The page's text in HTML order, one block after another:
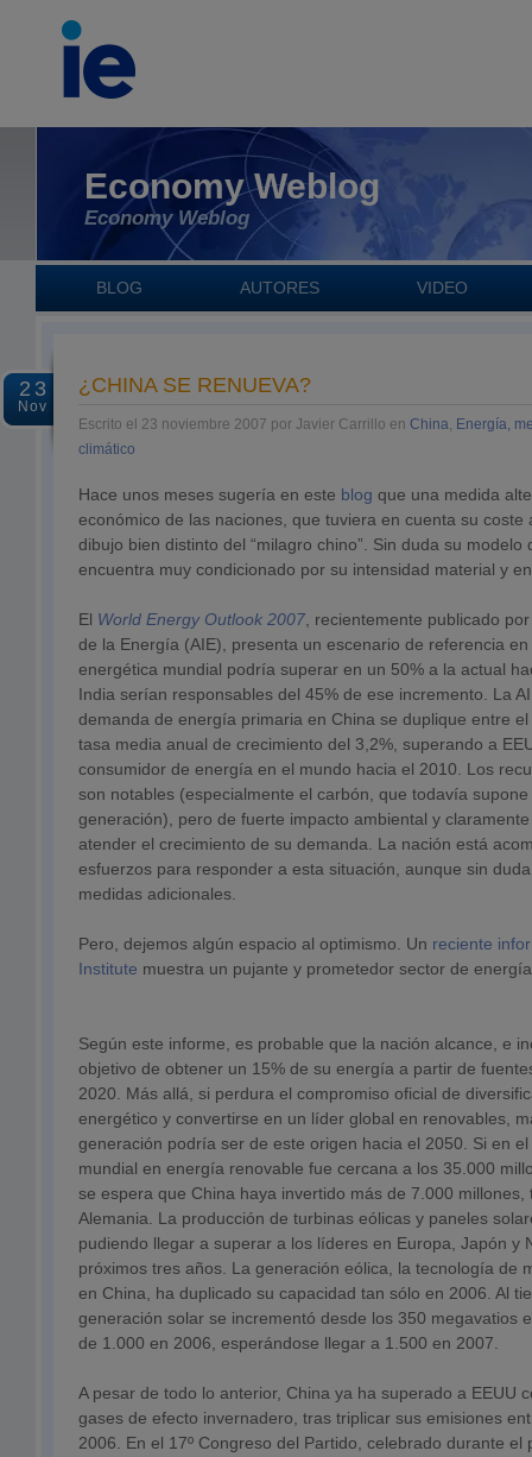
Economy Weblog
Economy Weblog
BLOG AUTORES VIDEO
23
Nov
¿CHINA SE RENUEVA?
Escrito el 23 noviembre 2007 por Javier Carrillo en China, Energía,
climático
Hace unos meses sugería en este blog que una medida
económico de las naciones, que tuviera en cuenta su
dibujo bien distinto del “milagro chino”. Sin duda su modelo
encuentra muy condicionado por su intensidad material y
El World Energy Outlook 2007 , recientemente publicado
de la Energía (AIE), presenta un escenario de referencia
energética mundial podría superar en un 50% a la actual
India serían responsables del 45% de ese incremento. La
demanda de energía primaria en China se duplique entre
tasa media anual de crecimiento del 3,2%, superando a
consumidor de energía en el mundo hacia el 2010. Los
son notables (especialmente el carbón, que todavía
generación), pero de fuerte impacto ambiental y
atender el crecimiento de su demanda. La nación está
esfuerzos para responder a esta situación, aunque sin
medidas adicionales.
Pero, dejemos algún espacio al optimismo. Un reciente
Institute muestra un pujante y prometedor sector de
Según este informe, es probable que la nación alcance, e
objetivo de obtener un 15% de su energía a partir de
2020. Más allá, si perdura el compromiso oficial de
energético y convertirse en un líder global en renovables,
generación podría ser de este origen hacia el 2050. Si en
mundial en energía renovable fue cercana a los 35.000
se espera que China haya invertido más de 7.000
Alemania. La producción de turbinas eólicas y paneles
pudiendo llegar a superar a los líderes en Europa, Japón y
próximos tres años. La generación eólica, la tecnología de
en China, ha duplicado su capacidad tan sólo en 2006. Al
generación solar se incrementó desde los 350 megavatios
de 1.000 en 2006, esperándose llegar a 1.500 en 2007.
A pesar de todo lo anterior, China ya ha superado a EEUU
gases de efecto invernadero, tras triplicar sus emisiones
2006. En el 17º Congreso del Partido, celebrado durante el